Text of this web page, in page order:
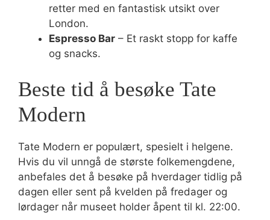
retter med en fantastisk utsikt over
London.
Espresso Bar – Et raskt stopp for kaffe
og snacks.
Beste tid å besøke Tate
Modern
Tate Modern er populært, spesielt i helgene.
Hvis du vil unngå de største folkemengdene,
anbefales det å besøke på hverdager tidlig på
dagen eller sent på kvelden på fredager og
lørdager når museet holder åpent til kl. 22:00.